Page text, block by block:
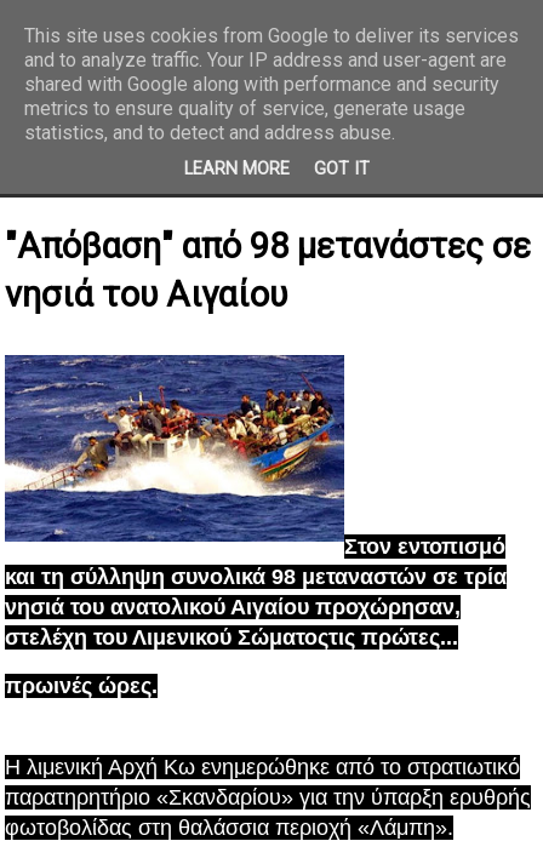
REPORTAZ NET
"Απόβαση" από 98 μετανάστες σε
νησιά του Αιγαίου
Στον εντοπισμό
και τη σύλληψη συνολικά 98 μεταναστών σε τρία
νησιά του ανατολικού Αιγαίου προχώρησαν,
στελέχη του Λιμενικού Σώματοςτις πρώτες...
πρωινές ώρες.
Η λιμενική Αρχή Κω ενημερώθηκε από το στρατιωτικό
παρατηρητήριο «Σκανδαρίου» για την ύπαρξη ερυθρής
φωτοβολίδας στη θαλάσσια περιοχή «Λάμπη».
This site uses cookies from Google to deliver its services
and to analyze traffic. Your IP address and user-agent are
shared with Google along with performance and security
metrics to ensure quality of service, generate usage
statistics, and to detect and address abuse.
LEARN MORE GOT IT